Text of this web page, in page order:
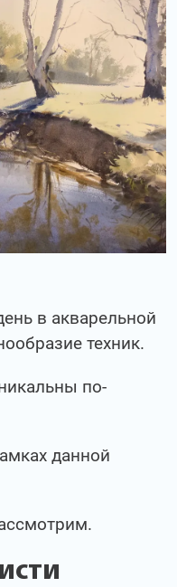
в акварельной
техник.
по-
данной